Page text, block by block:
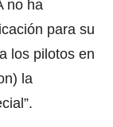
no ha
para su
los pilotos en
la